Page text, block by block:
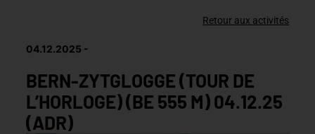
Retour aux activités
04.12.2025
BERN-ZYTGLOGGE (TOUR DE
L’HORLOGE) (BE 555 M) 04.12.25
(ADR)